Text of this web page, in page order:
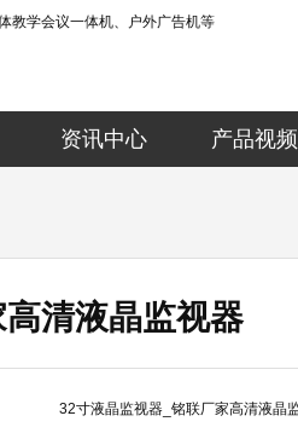
教学会议一体机、户外广告机等
资讯中心 产品视频
清液晶监视器